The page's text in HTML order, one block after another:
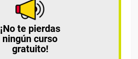
¡No te pierdas
ningún curso
gratuito!